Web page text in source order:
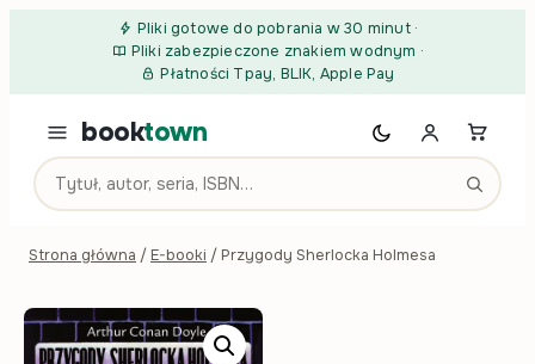
Przejdź do treściPliki gotowe do pobrania w 30 minut·
Pliki zabezpieczone znakiem wodnym ·
Płatności Tpay, BLIK, Apple Pay
booktown
Strona główna / E-booki / Przygody Sherlocka Holmesa